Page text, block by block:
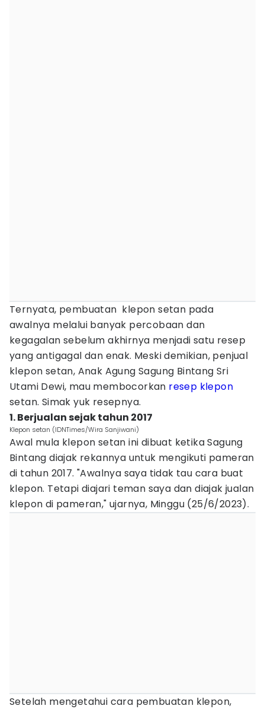
Ternyata, pembuatan klepon setan pada
awalnya melalui banyak percobaan dan
kegagalan sebelum akhirnya menjadi satu resep
yang antigagal dan enak. Meski demikian, penjual
klepon setan, Anak Agung Sagung Bintang Sri
Utami Dewi, mau membocorkan resep klepon
setan. Simak yuk resepnya.
1. Berjualan sejak tahun 2017
Klepon setan (IDNTimes/Wira Sanjiwani)
Awal mula klepon setan ini dibuat ketika Sagung
Bintang diajak rekannya untuk mengikuti pameran
di tahun 2017. "Awalnya saya tidak tau cara buat
klepon. Tetapi diajari teman saya dan diajak jualan
klepon di pameran," ujarnya, Minggu (25/6/2023).
Setelah mengetahui cara pembuatan klepon,